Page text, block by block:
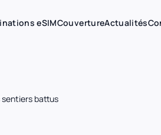
eSIMCouvertureActualités
sentiers battus